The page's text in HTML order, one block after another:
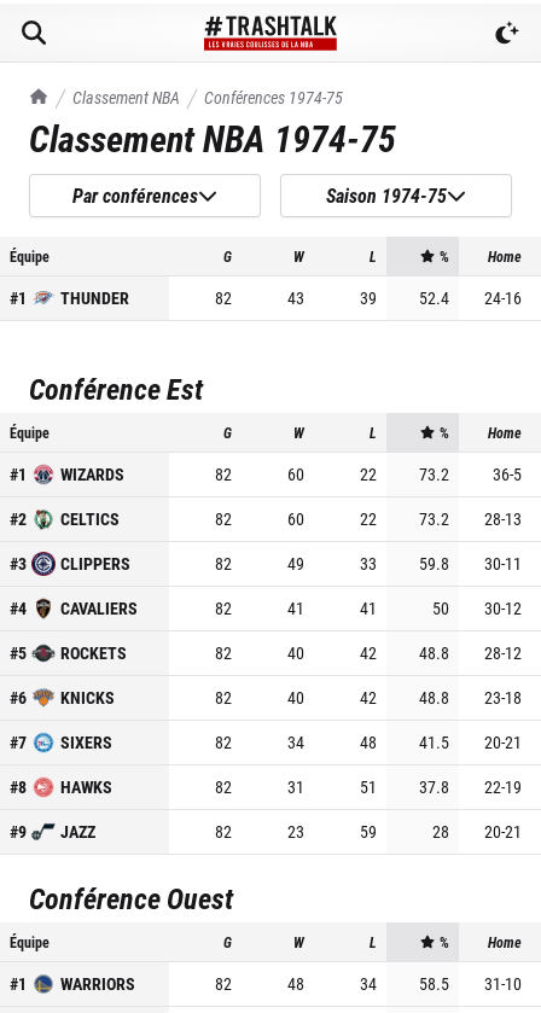
TrashTalk Actu NBA
Classement NBA Conférences 1974-75
Classement NBA 1974-75
Par conférences Saison 1974-75
Équipe G W L % Home
#1 THUNDER 82 43 39 52.4 24-16
Conférence Est
Équipe G W L % Home
#1 WIZARDS 82 60 22 73.2 36-5
#2 CELTICS 82 60 22 73.2 28-13
#3 CLIPPERS 82 49 33 59.8 30-11
#4 CAVALIERS 82 41 41 50 30-12
#5 ROCKETS 82 40 42 48.8 28-12
#6 KNICKS 82 40 42 48.8 23-18
#7 SIXERS 82 34 48 41.5 20-21
#8 HAWKS 82 31 51 37.8 22-19
#9 JAZZ 82 23 59 28 20-21
Conférence Ouest
Équipe G W L % Home
#1 WARRIORS 82 48 34 58.5 31-10